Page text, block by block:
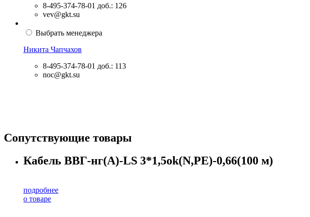
8-495-374-78-01 доб.: 126
vev@gkt.su
Выбрать менеджера
Никита Чапчахов
8-495-374-78-01 доб.: 113
noc@gkt.su
Сопутствующие товары
Кабель ВВГ-нг(А)-LS 3*1,5ok(N,PE)-0,66(100 м)
подробнее
о товаре